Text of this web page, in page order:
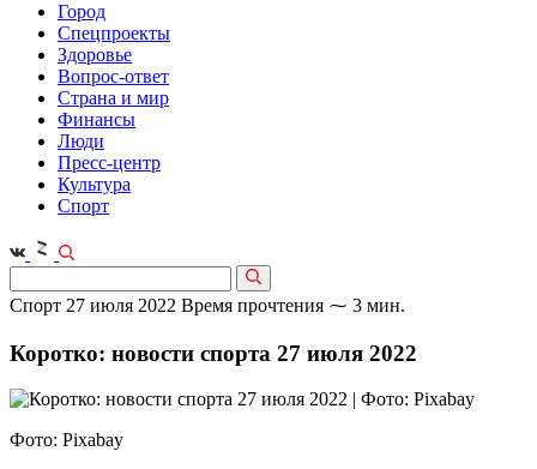
Город
Спецпроекты
Здоровье
Вопрос-ответ
Страна и мир
Финансы
Люди
Пресс-центр
Культура
Спорт
Спорт 27 июля 2022 Время прочтения ⁓ 3 мин.
Коротко: новости спорта 27 июля 2022
Фото: Pixabaу